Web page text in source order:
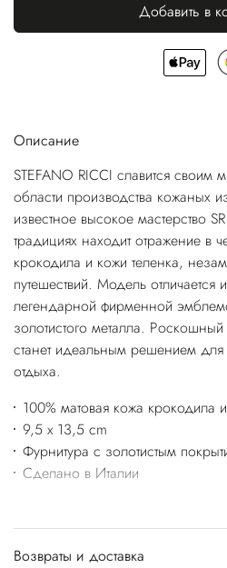
Добавить в
Описание
STEFANO RICCI славится своим
области производства кожаных
известное высокое мастерство
традициях находит отражение в
крокодила и кожи теленка,
путешествий. Модель
легендарной фирменной
золотистого металла.
станет идеальным решением
отдыха.
100% матовая кожа крокодила
9,5 x 13,5 cm
Фурнитура с золотистым
Сделано в Италии
Возвраты и доставка